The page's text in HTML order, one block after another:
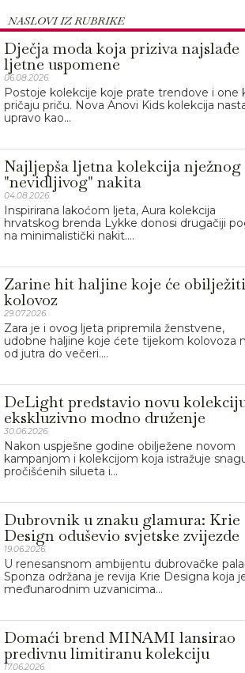
NASLOVI IZ RUBRIKE
Dječja moda koja priziva najslađe
ljetne uspomene
06.08.2026.
Postoje kolekcije koje prate trendove i one
pričaju priču. Nova Anovi Kids kolekcija
upravo kao...
Najljepša ljetna kolekcija nježnog
"nevidljivog" nakita
04.08.2026.
Inspirirana lakoćom ljeta, Aura kolekcija
hrvatskog brenda Lykke donosi drugačiji
na minimalistički nakit....
Zarine hit haljine koje će obilježiti
kolovoz
29.07.2026.
Zara je i ovog ljeta pripremila ženstvene,
udobne haljine koje ćete tijekom kolovoza
od jutra do večeri....
DeLight predstavio novu
ekskluzivno modno druženje
30.06.2026.
Nakon uspješne godine obilježene novom
kampanjom i kolekcijom koja istražuje
pročišćenih silueta i...
Dubrovnik u znaku glamura: Krie
Design oduševio svjetske zvijezde
19.06.2026.
U renesansnom ambijentu dubrovačke
Sponza održana je revija Krie Designa koja
međunarodnim uzvanicima...
Domaći brend MINAMI lansirao
predivnu limitiranu kolekciju
17.06.2026.